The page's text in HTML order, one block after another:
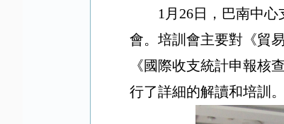
1月26日，巴南中
會。培訓會主要對《貿
《國際收支統計申報核
行了詳細的解讀和培訓